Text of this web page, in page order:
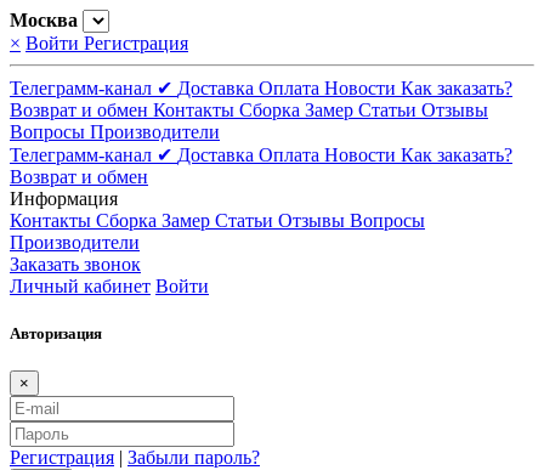
Москва
× Войти Регистрация
Телеграмм-канал ✔ Доставка Оплата Новости Как заказать?
Возврат и обмен Контакты Сборка Замер Статьи Отзывы
Вопросы Производители
Телеграмм-канал ✔ Доставка Оплата Новости Как заказать?
Возврат и обмен
Информация
Контакты Сборка Замер Статьи Отзывы Вопросы
Производители
Заказать звонок
Личный кабинет Войти
Авторизация
×
Регистрация | Забыли пароль?